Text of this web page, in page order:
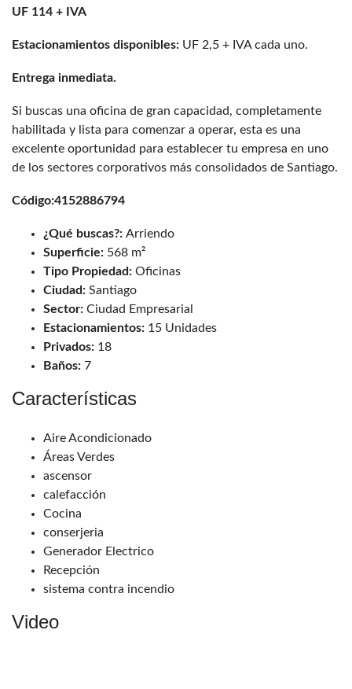
UF 114 + IVA
Estacionamientos disponibles: UF 2,5 + IVA cada uno.
Entrega inmediata.
Si buscas una oficina de gran capacidad, completamente
habilitada y lista para comenzar a operar, esta es una
excelente oportunidad para establecer tu empresa en uno
de los sectores corporativos más consolidados de Santiago.
Código:4152886794
¿Qué buscas?: Arriendo
Superficie: 568 m²
Tipo Propiedad: Oficinas
Ciudad: Santiago
Sector: Ciudad Empresarial
Estacionamientos: 15 Unidades
Privados: 18
Baños: 7
Características
Aire Acondicionado
Áreas Verdes
ascensor
calefacción
Cocina
conserjeria
Generador Electrico
Recepción
sistema contra incendio
Video